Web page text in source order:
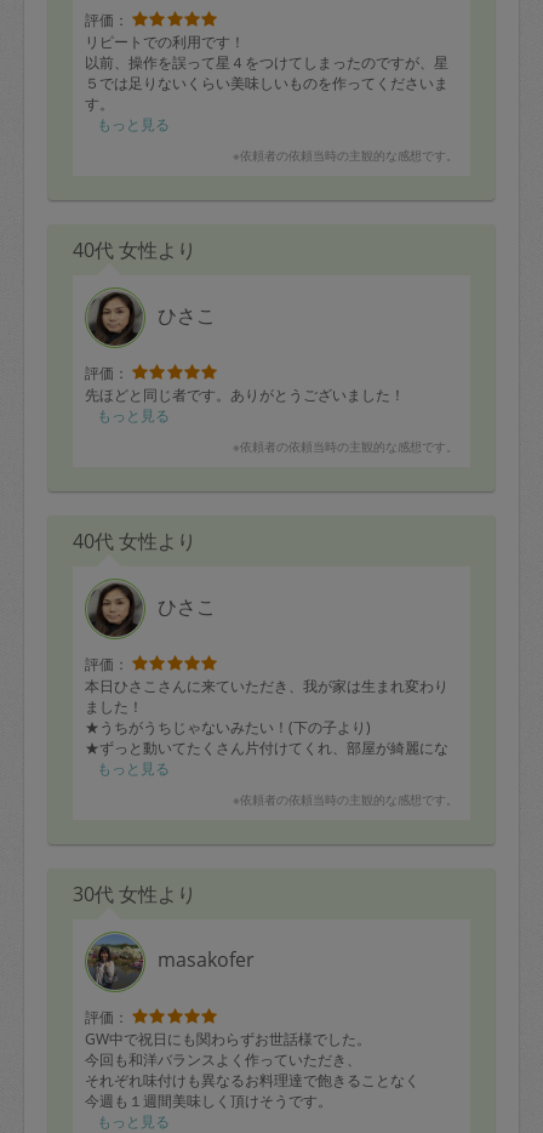
評価：
リピートでの利用です！
以前、操作を誤って星４をつけてしまったのですが、星
５では足りないくらい美味しいものを作ってくださいま
す。
リクエストするのが毎週楽しみです！
もっと見る
※依頼者の依頼当時の主観的な感想です。
40代 女性より
ひさこ
評価：
先ほどと同じ者です。ありがとうございました！
もっと見る
※依頼者の依頼当時の主観的な感想です。
40代 女性より
ひさこ
評価：
本日ひさこさんに来ていただき、我が家は生まれ変わり
ました！
★うちがうちじゃないみたい！(下の子より)
★ずっと動いてたくさん片付けてくれ、部屋が綺麗にな
りました。嬉しいです。（上の子より)
自分たちだけではできないことって、いっぱいあるんだ
★連休の間、家族だけで頑張って片付けたと思いました
た。空になった二部屋は窓から床まで新築のようにクリ
りました。
子どもたちの部屋も、素敵になりました。お帰りになっ
た後も勢いにのり、冷蔵庫もスッキリできました。また
更に物を減らして、今度はハウスクリーニングを中心に
やっていただきたいです！ありがとうございました！
(依頼者より)
もっと見る
※依頼者の依頼当時の主観的な感想です。
30代 女性より
masakofer
評価：
GW中で祝日にも関わらずお世話様でした。
今回も和洋バランスよく作っていただき、
それぞれ味付けも異なるお料理達で飽きることなく
今週も１週間美味しく頂けそうです。
もっと見る